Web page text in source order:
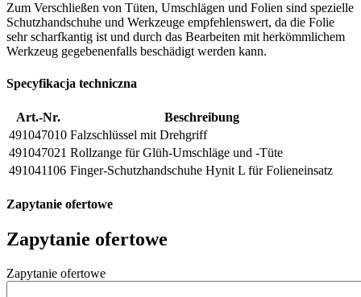
Zum Verschließen von Tüten, Umschlägen und Folien sind spezielle
Schutzhandschuhe und Werkzeuge empfehlenswert, da die Folie
sehr scharfkantig ist und durch das Bearbeiten mit herkömmlichem
Werkzeug gegebenenfalls beschädigt werden kann.
Specyfikacja techniczna
Art.-Nr.
Beschreibung
491047010 Falzschlüssel mit Drehgriff
491047021 Rollzange für Glüh-Umschläge und -Tüte
491041106 Finger-Schutzhandschuhe Hynit L für Folieneinsatz
Zapytanie ofertowe
Zapytanie ofertowe
Zapytanie ofertowe